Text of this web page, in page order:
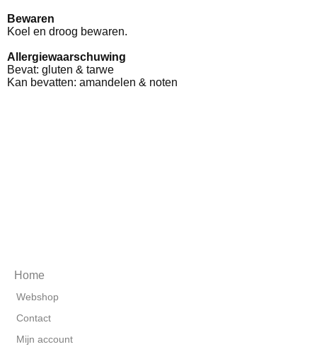
Bewaren
Koel en droog bewaren.
Allergiewaarschuwing
Bevat: gluten & tarwe
Kan bevatten: amandelen & noten
Home
Webshop
Contact
Mijn account